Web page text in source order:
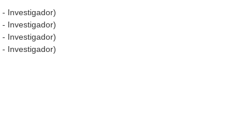
- Investigador)
- Investigador)
- Investigador)
- Investigador)